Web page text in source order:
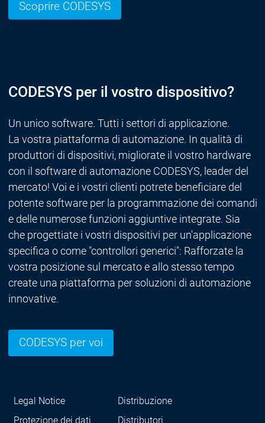
Scoprire CODESYS
CODESYS per il vostro dispositivo?
Un unico software. Tutti i settori di applicazione.
La vostra piattaforma di automazione. In qualità di
produttori di dispositivi, migliorate il vostro hardware
con il software di automazione CODESYS, leader del
mercato! Voi e i vostri clienti potrete beneficiare del
potente software per la programmazione dei comandi
e delle numerose funzioni aggiuntive integrate. Sia
che progettiate i vostri dispositivi per un'applicazione
specifica o come "controllori generici": Rafforzate la
vostra posizione sul mercato e allo stesso tempo
create una piattaforma per soluzioni di automazione
innovative.
CODESYS per voi
Legal Notice
Protezione dei dati
Distribuzione
Distributori